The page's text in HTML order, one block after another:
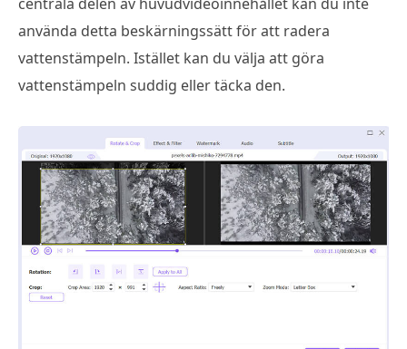
använda detta beskärningssätt för att radera
vattenstämpeln. Istället kan du välja att göra
vattenstämpeln suddig eller täcka den.